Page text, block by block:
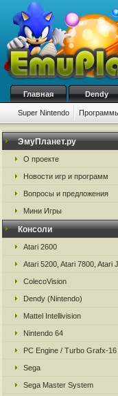
Главная Dendy
Super Nintendo
Игры: # A B C D E
ЭмуПланет.ру
О проекте
Новости игр и программ
Вопросы и предложения
Мини Игры
Консоли
Atari 2600
Atari 5200, Atari 7800, Atari
ColecoVision
Dendy (Nintendo)
Mattel Intellivision
Nintendo 64
PC Engine / Turbo Grafx-16
Sega
Sega Master System